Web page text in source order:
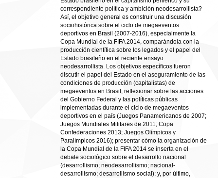
correspondiente política y ambición neodesarrollista?
Así, el objetivo general es construir una discusión
sociohistórica sobre el ciclo de megaeventos
deportivos en Brasil (2007-2016), especialmente la
Copa Mundial de la FIFA 2014, comparándola con la
producción científica sobre los legados y el papel del
Estado brasileño en el reciente ensayo
neodesarrollista. Los objetivos específicos fueron
discutir el papel del Estado en el aseguramiento de las
condiciones de producción (capitalistas) de
megaeventos en Brasil; reflexionar sobre las acciones
del Gobierno Federal y las políticas públicas
implementadas durante el ciclo de megaeventos
deportivos en el país (Juegos Panamericanos de 2007;
Juegos Mundiales Militares de 2011; Copa
Confederaciones 2013; Juegos Olímpicos y
Paralímpicos 2016); presentar cómo la organización de
la Copa Mundial de la FIFA 2014 se inserta en el
debate sociológico sobre el desarrollo nacional
(desarrollismo; neodesarrollismo; nacional-
desarrollismo; desarrollismo social); y, por último,